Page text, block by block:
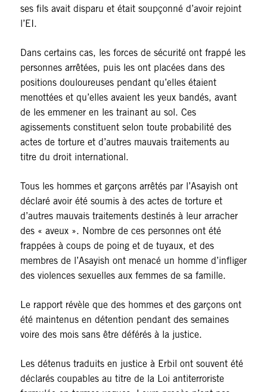
ses fils avait disparu et était soupçonné d’avoir rejoint
l’EI.
Dans certains cas, les forces de sécurité ont frappé les
personnes arrêtées, puis les ont placées dans des
positions douloureuses pendant qu’elles étaient
menottées et qu’elles avaient les yeux bandés, avant
de les emmener en les trainant au sol. Ces
agissements constituent selon toute probabilité des
actes de torture et d’autres mauvais traitements au
titre du droit international.
Tous les hommes et garçons arrêtés par l’Asayish ont
déclaré avoir été soumis à des actes de torture et
d’autres mauvais traitements destinés à leur arracher
des « aveux ». Nombre de ces personnes ont été
frappées à coups de poing et de tuyaux, et des
membres de l’Asayish ont menacé un homme d’infliger
des violences sexuelles aux femmes de sa famille.
Le rapport révèle que des hommes et des garçons ont
été maintenus en détention pendant des semaines
voire des mois sans être déférés à la justice.
Les détenus traduits en justice à Erbil ont souvent été
déclarés coupables au titre de la Loi antiterroriste